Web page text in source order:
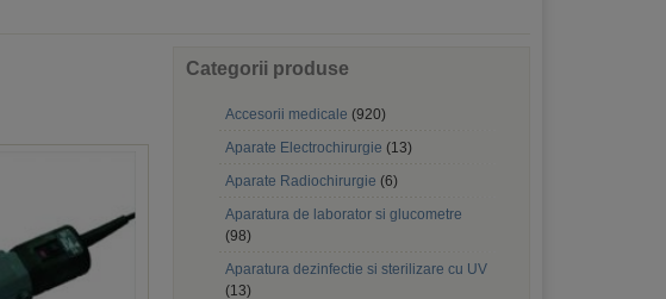
Categorii produse
Accesorii medicale (920)
Aparate Electrochirurgie (13)
Aparate Radiochirurgie (6)
Aparatura de laborator si glucometre
(98)
Aparatura dezinfectie si sterilizare cu UV
(13)